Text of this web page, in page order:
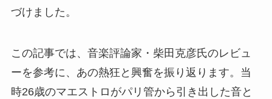
づけました。
この記事では、音楽評論家・柴田克彦氏のレビュ
ーを参考に、あの熱狂と興奮を振り返ります。当
時26歳のマエストロがパリ管から引き出した音と